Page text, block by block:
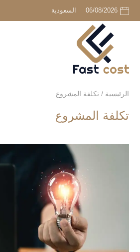
06/08/2026 السعودية
الرئيسية / تكلفة المشروع
تكلفة المشروع